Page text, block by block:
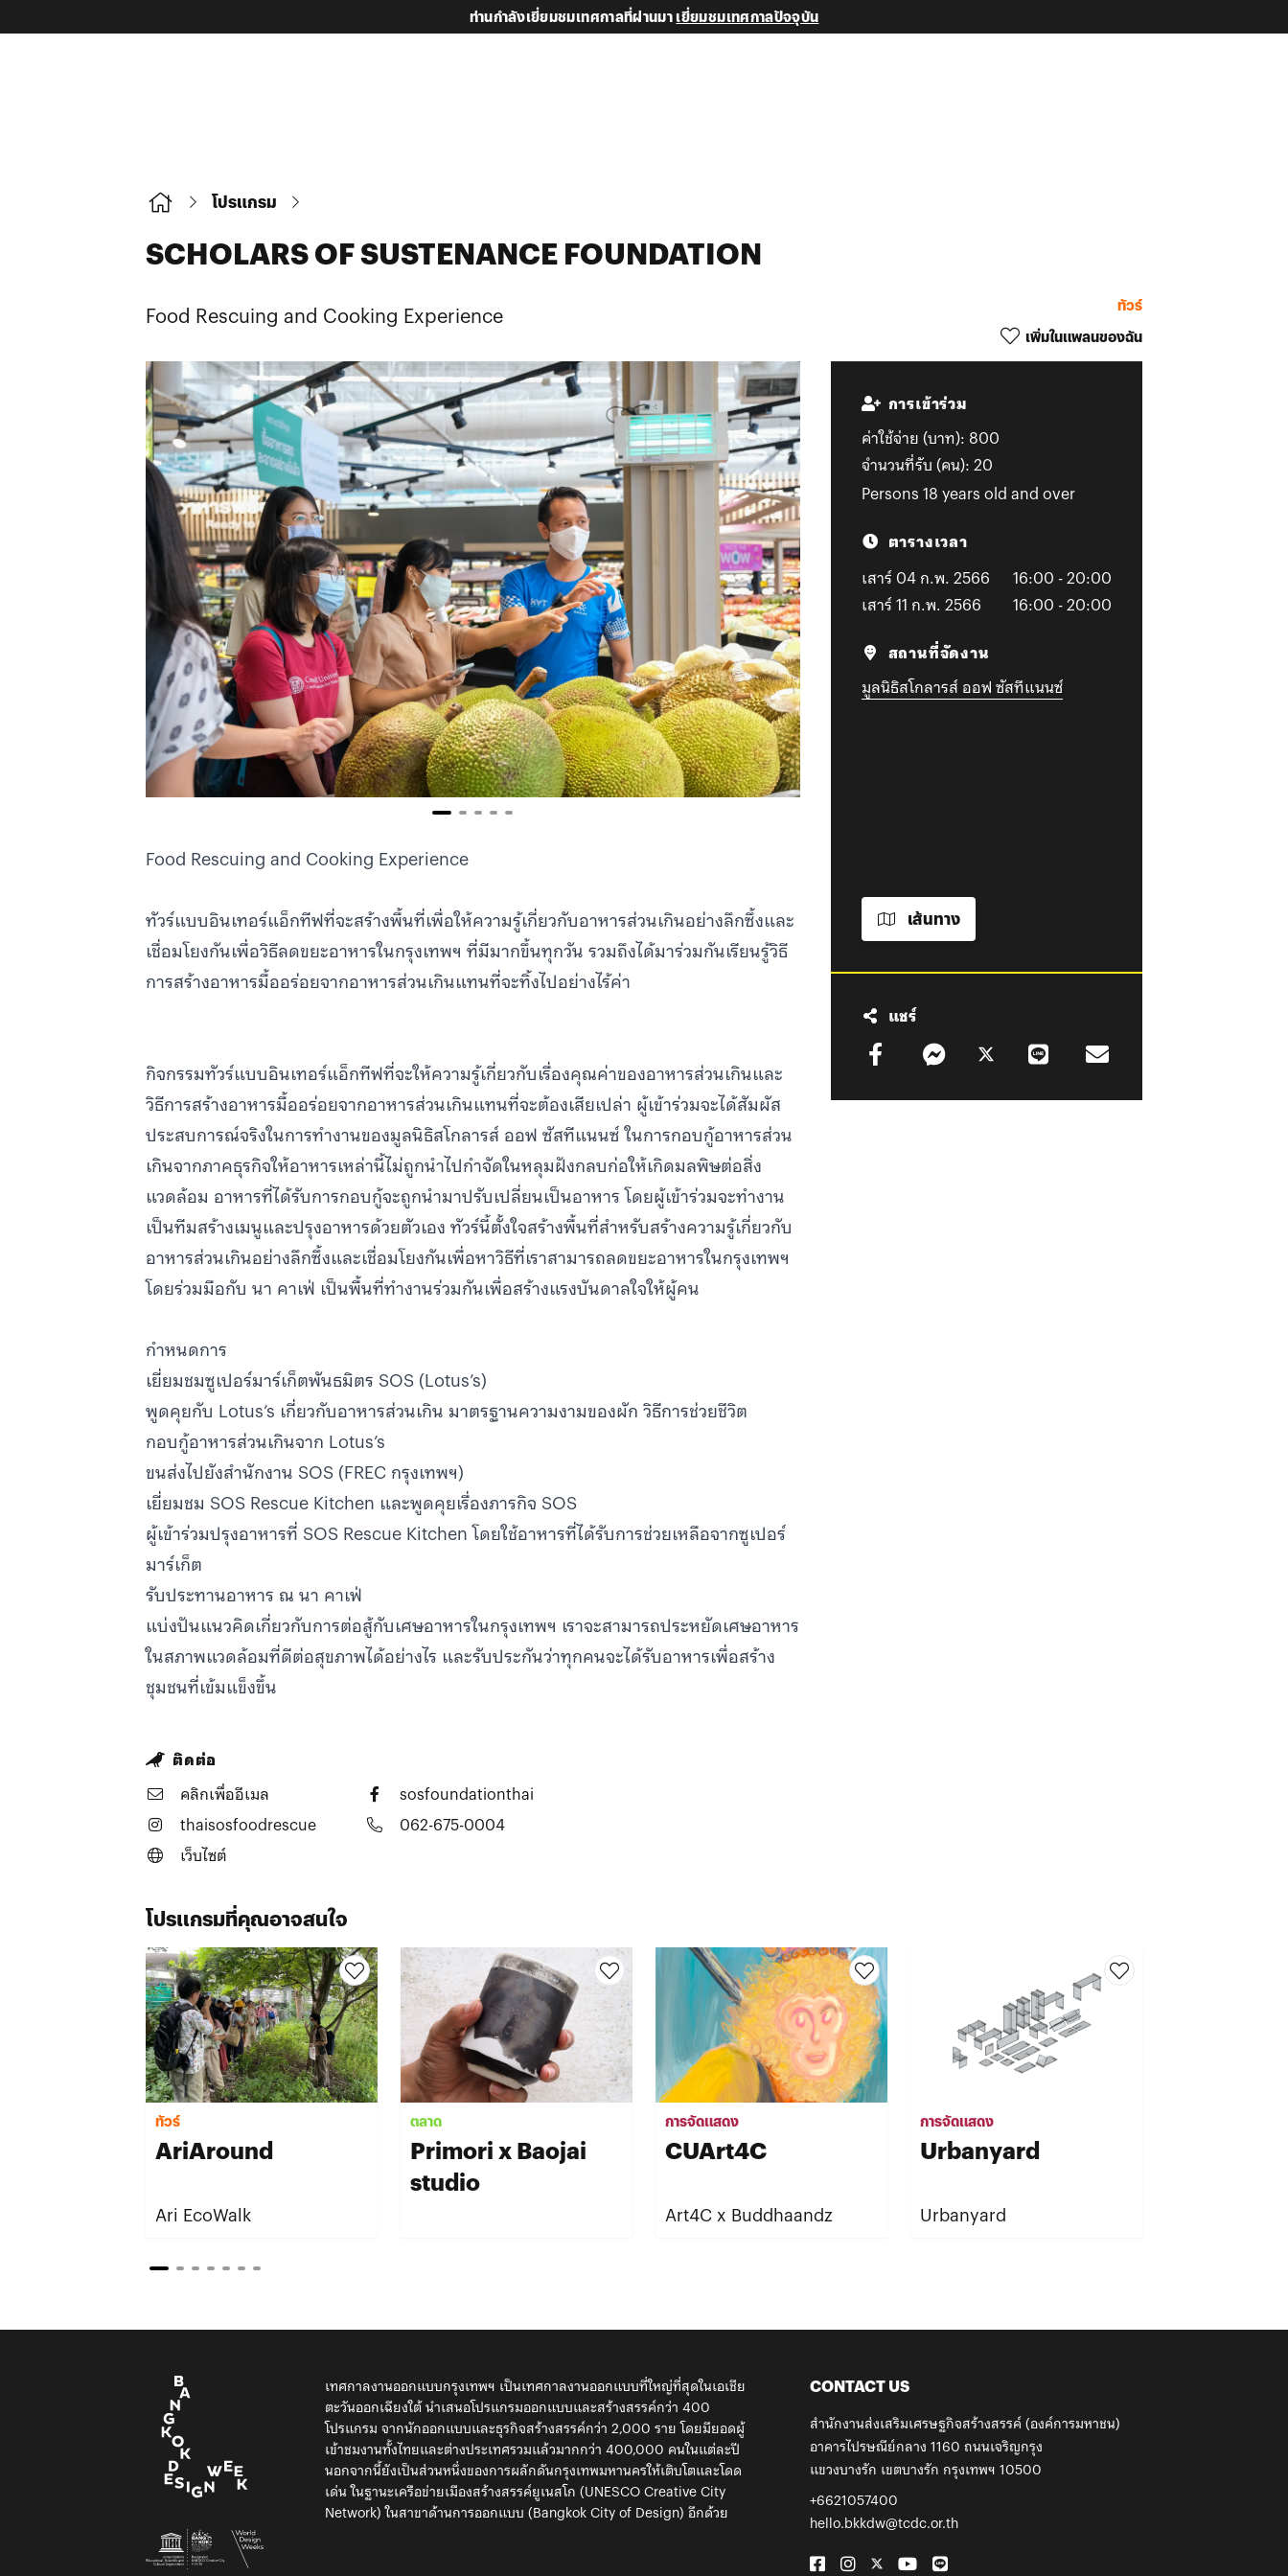
ท่านกำลังเยี่ยมชมเทศกาลที่ผ่านมา เยี่ยมชมเทศกาลปัจจุบัน
โปรแกรม
SCHOLARS OF SUSTENANCE FOUNDATION
Food Rescuing and Cooking Experience
ทัวร์
เพิ่มในแพลนของฉัน
Food Rescuing and Cooking Experience
ทัวร์แบบอินเทอร์แอ็กทีฟที่จะสร้างพื้นที่เพื่อให้ความรู้เกี่ยวกับอาหารส่วนเกินอย่างลึกซึ้งและ
เชื่อมโยงกันเพื่อวิธีลดขยะอาหารในกรุงเทพฯ ที่มีมากขึ้นทุกวัน รวมถึงได้มาร่วมกันเรียนรู้วิธี
การสร้างอาหารมื้ออร่อยจากอาหารส่วนเกินแทนที่จะทิ้งไปอย่างไร้ค่า
กิจกรรมทัวร์แบบอินเทอร์แอ็กทีฟที่จะให้ความรู้เกี่ยวกับเรื่องคุณค่าของอาหารส่วนเกินและ
วิธีการสร้างอาหารมื้ออร่อยจากอาหารส่วนเกินแทนที่จะต้องเสียเปล่า ผู้เข้าร่วมจะได้สัมผัส
ประสบการณ์จริงในการทำงานของมูลนิธิสโกลารส์ ออฟ ซัสทีแนนซ์ ในการกอบกู้อาหารส่วน
เกินจากภาคธุรกิจให้อาหารเหล่านี้ไม่ถูกนำไปกำจัดในหลุมฝังกลบก่อให้เกิดมลพิษต่อสิ่ง
แวดล้อม อาหารที่ได้รับการกอบกู้จะถูกนำมาปรับเปลี่ยนเป็นอาหาร โดยผู้เข้าร่วมจะทำงาน
เป็นทีมสร้างเมนูและปรุงอาหารด้วยตัวเอง ทัวร์นี้ตั้งใจสร้างพื้นที่สำหรับสร้างความรู้เกี่ยวกับ
อาหารส่วนเกินอย่างลึกซึ้งและเชื่อมโยงกันเพื่อหาวิธีที่เราสามารถลดขยะอาหารในกรุงเทพฯ
โดยร่วมมือกับ นา คาเฟ่ เป็นพื้นที่ทำงานร่วมกันเพื่อสร้างแรงบันดาลใจให้ผู้คน
กำหนดการ
เยี่ยมชมซูเปอร์มาร์เก็ตพันธมิตร SOS (Lotus’s)
พูดคุยกับ Lotus’s เกี่ยวกับอาหารส่วนเกิน มาตรฐานความงามของผัก วิธีการช่วยชีวิต
กอบกู้อาหารส่วนเกินจาก Lotus’s
ขนส่งไปยังสำนักงาน SOS (FREC กรุงเทพฯ)
เยี่ยมชม SOS Rescue Kitchen และพูดคุยเรื่องภารกิจ SOS
ผู้เข้าร่วมปรุงอาหารที่ SOS Rescue Kitchen โดยใช้อาหารที่ได้รับการช่วยเหลือจากซูเปอร์
มาร์เก็ต
รับประทานอาหาร ณ นา คาเฟ่
แบ่งปันแนวคิดเกี่ยวกับการต่อสู้กับเศษอาหารในกรุงเทพฯ เราจะสามารถประหยัดเศษอาหาร
ในสภาพแวดล้อมที่ดีต่อสุขภาพได้อย่างไร และรับประกันว่าทุกคนจะได้รับอาหารเพื่อสร้าง
ติดต่อ
คลิกเพื่ออีเมล
sosfoundationthai
thaisosfoodrescue
062-675-0004
เว็บไซต์
การเข้าร่วม
ค่าใช้จ่าย (บาท): 800
จำนวนที่รับ (คน): 20
Persons 18 years old and over
ตารางเวลา
เสาร์ 04 ก.พ. 2566
16:00 - 20:00
เสาร์ 11 ก.พ. 2566
16:00 - 20:00
สถานที่จัดงาน
มูลนิธิสโกลารส์ ออฟ ซัสทีแนนซ์
เส้นทาง
แชร์
โปรแกรมที่คุณอาจสนใจ
ทัวร์
AriAround
Ari EcoWalk
ตลาด
Primori x Baojai
studio
การจัดแสดง
CUArt4C
Art4C x Buddhaandz
การจัดแสดง
Urbanyard
Urbanyard
เทศกาลงานออกแบบกรุงเทพฯ เป็นเทศกาลงานออกแบบที่ใหญ่ที่สุดในเอเชีย
ตะวันออกเฉียงใต้ นำเสนอโปรแกรมออกแบบและสร้างสรรค์กว่า 400
โปรแกรม จากนักออกแบบและธุรกิจสร้างสรรค์กว่า 2,000 ราย โดยมียอดผู้
เข้าชมงานทั้งไทยและต่างประเทศรวมแล้วมากกว่า 400,000 คนในแต่ละปี
นอกจากนี้ยังเป็นส่วนหนึ่งของการผลักดันกรุงเทพมหานครให้เติบโตและโดด
เด่น ในฐานะเครือข่ายเมืองสร้างสรรค์ยูเนสโก (UNESCO Creative City
Network) ในสาขาด้านการออกแบบ (Bangkok City of Design) อีกด้วย
CONTACT US
สำนักงานส่งเสริมเศรษฐกิจสร้างสรรค์ (องค์การมหาชน)
อาคารไปรษณีย์กลาง 1160 ถนนเจริญกรุง
แขวงบางรัก เขตบางรัก กรุงเทพฯ 10500
+6621057400
hello.bkkdw@tcdc.or.th